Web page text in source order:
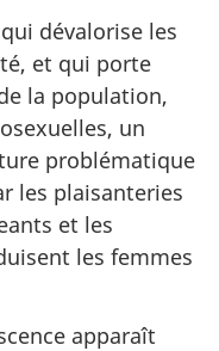
dévalorise les
et qui porte
la population,
un
problématique
les plaisanteries
et les
les femmes
apparaît